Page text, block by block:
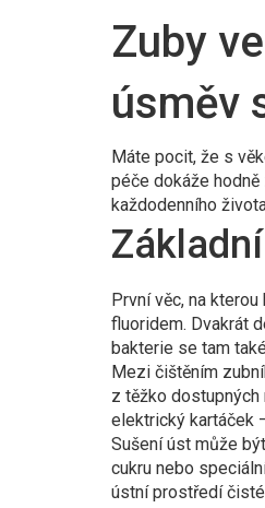
Zuby
úsměv
Máte pocit, že s
péče dokáže
každodenního
První věc, na
fluoridem. Dvakrát
bakterie se tam
Mezi čištěním
z těžko
elektrický kartáček
Sušení úst může
cukru nebo
ústní prostředí